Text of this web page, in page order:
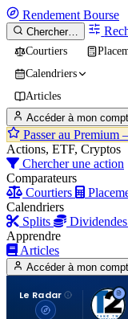
Rendement Bourse
Chercher…
Courtiers
Calendriers
Articles
Accéder à mon
Passer au Premium
Actions, ETF, Cryptos
Chercher une action
Comparateurs
Courtiers
Calendriers
Splits
Dividendes
Apprendre
Articles
Accéder à mon
Le Radar
T